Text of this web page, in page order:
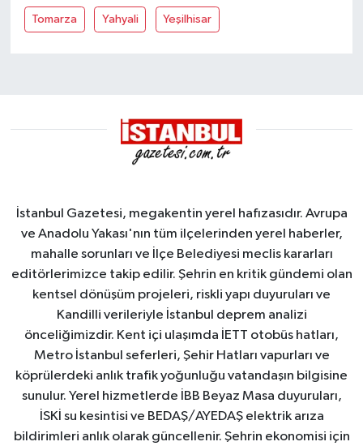
Tomarza Yahyali Yeşilhisar
İstanbul Gazetesi, megakentin yerel hafızasıdır. Avrupa
ve Anadolu Yakası'nın tüm ilçelerinden yerel haberler,
mahalle sorunları ve İlçe Belediyesi meclis kararları
editörlerimizce takip edilir. Şehrin en kritik gündemi olan
kentsel dönüşüm projeleri, riskli yapı duyuruları ve
Kandilli verileriyle İstanbul deprem analizi
önceliğimizdir. Kent içi ulaşımda İETT otobüs hatları,
Metro İstanbul seferleri, Şehir Hatları vapurları ve
köprülerdeki anlık trafik yoğunluğu vatandaşın bilgisine
sunulur. Yerel hizmetlerde İBB Beyaz Masa duyuruları,
İSKİ su kesintisi ve BEDAŞ/AYEDAŞ elektrik arıza
bildirimleri anlık olarak güncellenir. Şehrin ekonomisi için